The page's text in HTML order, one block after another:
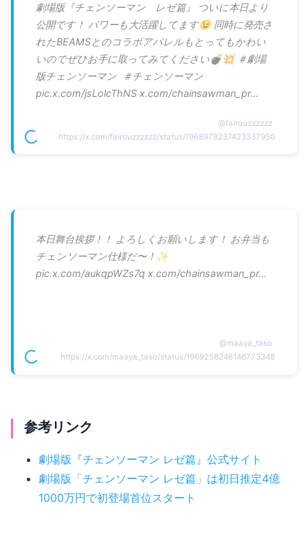
劇場版『チェンソーマン レゼ篇』 ついに本日より
公開です！ パワーも大活躍してます😉 同時に発売さ
れたBEAMSとのコラボアパレルもとってもかわい
いのでぜひお手に取ってみてください💣💥 ＃劇場
版チェンソーマン ＃チェンソーマン
pic.x.com/jsLolcThNS x.com/chainsawman_pr…
@fairouzzzzzz
https://x.com/fairouzzzzzz/status/1968978237423337950
本日舞台挨拶！！ よろしくお願いします！ お弁当も
チェンソーマン仕様だ〜！✨
pic.x.com/aukqpWZs7q x.com/chainsawman_pr…
@maaya_taso
https://x.com/maaya_taso/status/1969258246146773348
参考リンク
劇場版『チェンソーマン レゼ篇』公式サイト
劇場版「チェンソーマン レゼ篇」は初日推定4億
1000万円で初登場首位スタート